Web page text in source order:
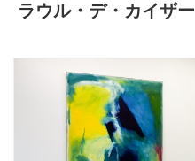
ラウル・デ・カイザー